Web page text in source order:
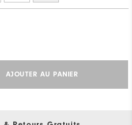
AJOUTER AU PANIER